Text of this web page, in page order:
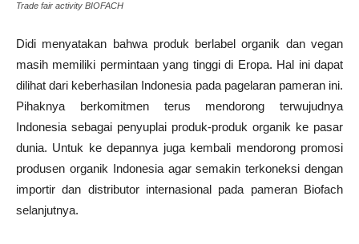
Trade fair activity BIOFACH
Didi menyatakan bahwa produk berlabel organik dan vegan
masih memiliki permintaan yang tinggi di Eropa. Hal ini dapat
dilihat dari keberhasilan Indonesia pada pagelaran pameran ini.
Pihaknya berkomitmen terus mendorong terwujudnya
Indonesia sebagai penyuplai produk-produk organik ke pasar
dunia. Untuk ke depannya juga kembali mendorong promosi
produsen organik Indonesia agar semakin terkoneksi dengan
importir dan distributor internasional pada pameran Biofach
selanjutnya.